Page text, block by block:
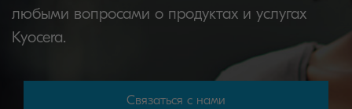
любыми вопросами о продуктах и услугах
Kyocera.
Связаться с нами